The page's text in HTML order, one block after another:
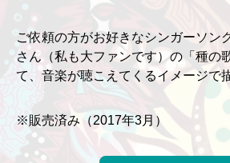
ご依頼の方がお好きなシンガーソン
さん（私も大ファンです）の「種の
て、音楽が聴こえてくるイメージで
※販売済み（2017年3月）